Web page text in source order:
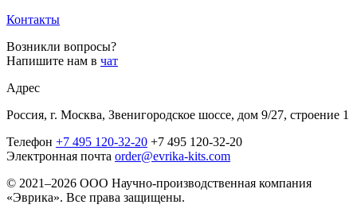
Контакты
Возникли вопросы?
Напишите нам в чат
Адрес
Россия, г. Москва, Звенигородское шоссе, дом 9/27, строение 1
Телефон +7 495 120-32-20 +7 495 120-32-20
Электронная почта order@evrika-kits.com
© 2021–2026 ООО Научно-производственная компания
«Эврика». Все права защищены.